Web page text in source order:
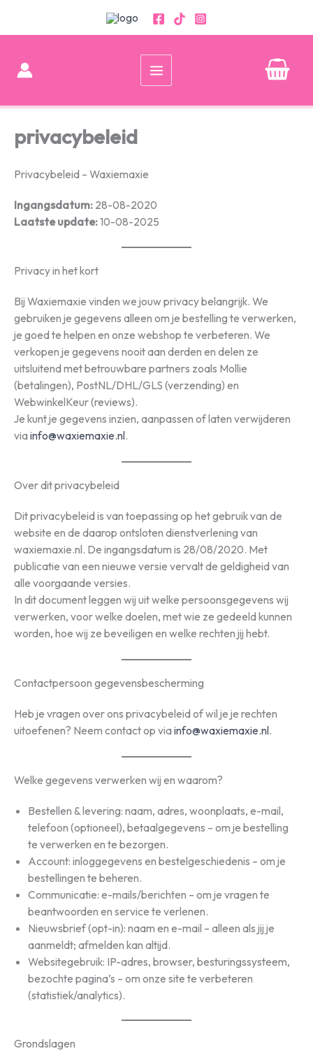
privacybeleid
Privacybeleid – Waxiemaxie
Ingangsdatum: 28-08-2020
Laatste update:10-08-2025
Privacy in het kort
Bij Waxiemaxie vinden we jouw privacy belangrijk. We
gebruiken je gegevens alleen om je bestelling te verwerken,
je goed te helpen en onze webshop te verbeteren. We
verkopen je gegevens nooit aan derden en delen ze
uitsluitend met betrouwbare partners zoals Mollie
(betalingen), PostNL/DHL/GLS (verzending) en
WebwinkelKeur (reviews).
Je kunt je gegevens inzien, aanpassen of laten verwijderen
viainfo@waxiemaxie.nl.
Over dit privacybeleid
Dit privacybeleid is van toepassing op het gebruik van de
website en de daarop ontsloten dienstverlening van
waxiemaxie.nl. De ingangsdatum is 28/08/2020. Met
publicatie van een nieuwe versie vervalt de geldigheid van
alle voorgaande versies.
In dit document leggen wij uit welke persoonsgegevens wij
verwerken, voor welke doelen, met wie ze gedeeld kunnen
worden, hoe wij ze beveiligen en welke rechten jij hebt.
Contactpersoon gegevensbescherming
Heb je vragen over ons privacybeleid of wil je je rechten
uitoefenen? Neem contact op viainfo@waxiemaxie.nl.
Welke gegevens verwerken wij en waarom?
Bestellen & levering: naam, adres, woonplaats, e-mail,
telefoon (optioneel), betaalgegevens – om je bestelling
te verwerken en te bezorgen.
Account: inloggegevens en bestelgeschiedenis – om je
bestellingen te beheren.
Communicatie: e-mails/berichten – om je vragen te
beantwoorden en service te verlenen.
Nieuwsbrief (opt-in): naam en e-mail – alleen als jij je
aanmeldt; afmelden kan altijd.
Websitegebruik: IP-adres, browser, besturingssysteem,
bezochte pagina’s – om onze site te verbeteren
(statistiek/analytics).
Grondslagen